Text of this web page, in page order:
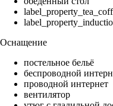
Оснащение
постельное бельё
беспроводной
проводной интернет
вентилятор